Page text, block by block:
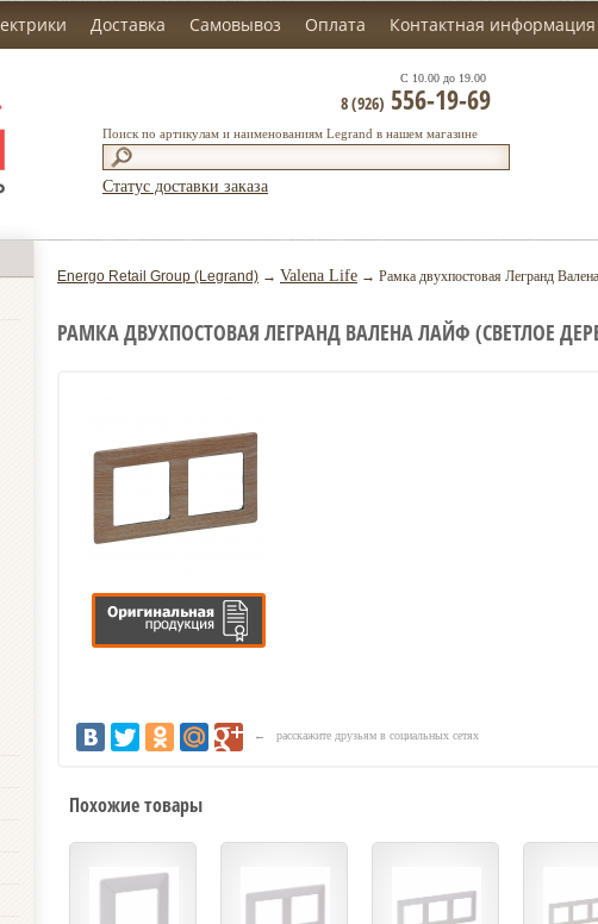
Доставка Самовывоз Оплата Контактная информация
Поиск по артикулам и наименованиям Legrand в нашем магазине
С 10.00 до 19.00
8 (926) 556-19-69
Статус доставки заказа
Energo Retail Group (Legrand) → Valena Life → Рамка двухпостовая Легранд
РАМКА ДВУХПОСТОВАЯ ЛЕГРАНД ВАЛЕНА ЛАЙФ (СВЕТЛОЕ
← расскажите друзьям в социальных сетях
Похожие товары